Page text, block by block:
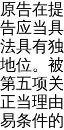
告在
应当
具有
位。
五项
当理
条件